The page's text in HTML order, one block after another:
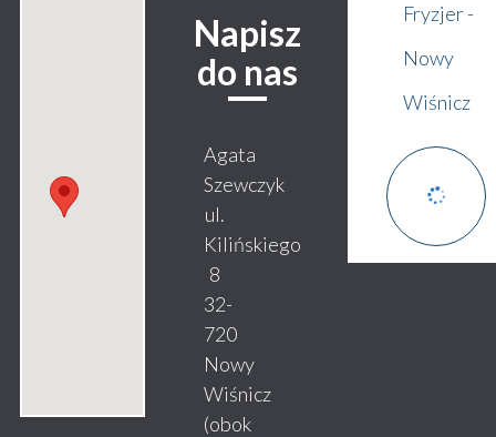
Napisz
do nas
Agata
Szewczyk
ul.
Kilińskiego
8
32-
720
Nowy
Wiśnicz
(obok
Fryzjer -
Nowy
Wiśnicz